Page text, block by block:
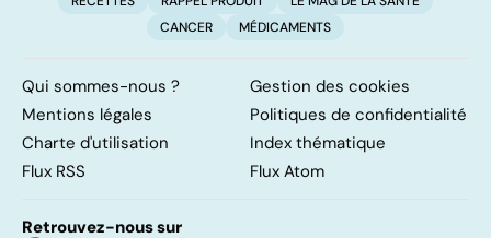
CANCER
MÉDICAMENTS
Qui sommes-nous ?
Gestion des cookies
Mentions légales
Politiques de confidentialité
Charte d'utilisation
Index thématique
Flux RSS
Flux Atom
Retrouvez-nous sur